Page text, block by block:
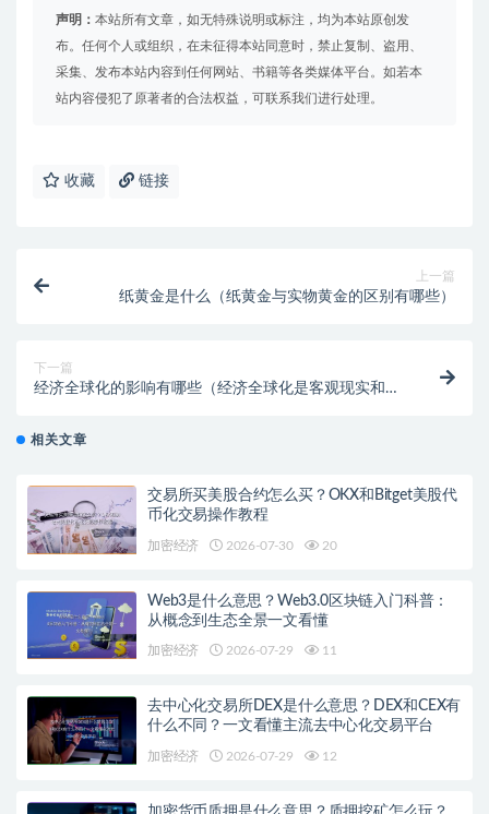
声明： 本站所有文章，如无特殊说明或标注，均为本站原创发
布。任何个人或组织，在未征得本站同意时，禁止复制、盗用、
采集、发布本站内容到任何网站、书籍等各类媒体平台。如若本
站内容侵犯了原著者的合法权益，可联系我们进行处理。
收藏 链接
上一篇
纸黄金是什么（纸黄金与实物黄金的区别有哪些）
下一篇
经济全球化的影响有哪些（经济全球化是客观现实和历
相关文章
交易所买美股合约怎么买？OKX和Bitget美股代
币化交易操作教程
加密经济 2026-07-30 20
Web3是什么意思？Web3.0区块链入门科普：
从概念到生态全景一文看懂
加密经济 2026-07-29 11
去中心化交易所DEX是什么意思？DEX和CEX有
什么不同？一文看懂主流去中心化交易平台
加密经济 2026-07-29 12